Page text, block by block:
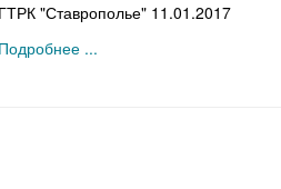
ГТРК "Ставрополье" 11.01.2017
Подробнее ...